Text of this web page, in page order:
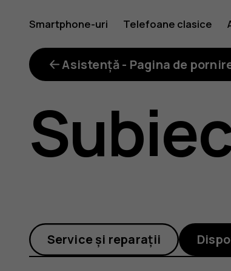
Cum
mut
pe
Smartphone-uri Telefoane clasice
Asistență - Pagina de
Service și reparații